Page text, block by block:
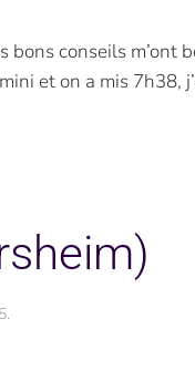
conseils m’ont
et on a mis 7h38,
.